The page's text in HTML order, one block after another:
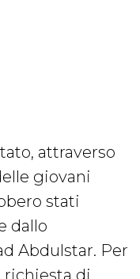
attraverso
giovani
stati
dallo
Abdulstar. Per